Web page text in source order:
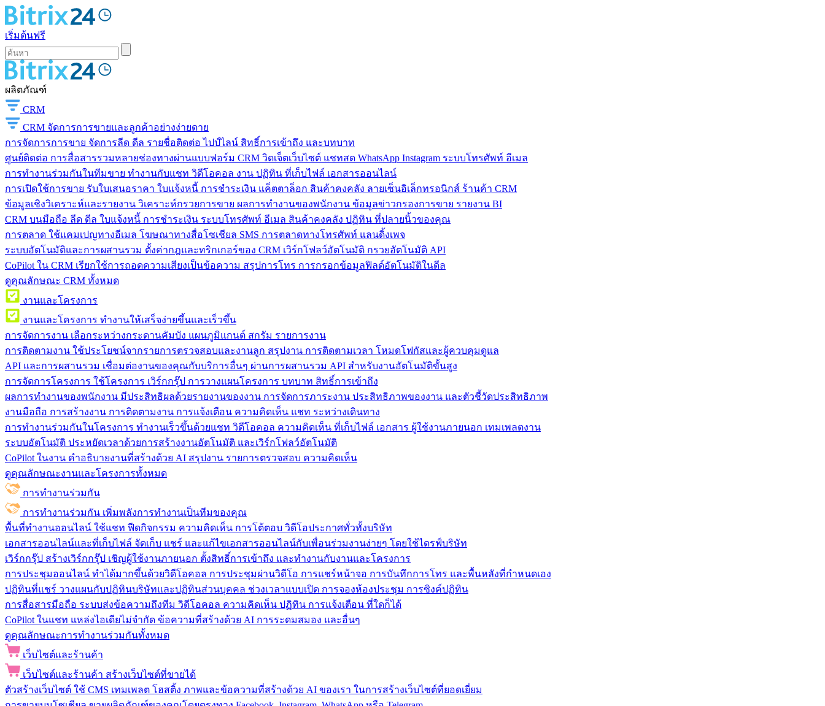
เริ่มต้นฟรี
ผลิตภัณฑ์
CRM
CRM จัดการการขายและลูกค้าอย่างง่ายดาย
การจัดการการขาย จัดการลีด ดีล รายชื่อติดต่อ ไปป์ไลน์ สิทธิ์การเข้าถึง และบทบาท
ศูนย์ติดต่อ การสื่อสารรวมหลายช่องทางผ่านแบบฟอร์ม CRM วิดเจ็ตเว็บไซต์ แชทสด WhatsApp Instagram ระบบโทรศัพท์ อีเมล
การทำงานร่วมกันในทีมขาย ทำงานกับแชท วิดีโอคอล งาน ปฏิทิน ที่เก็บไฟล์ เอกสารออนไลน์
การเปิดใช้การขาย รับใบเสนอราคา ใบแจ้งหนี้ การชำระเงิน แค็ตตาล็อก สินค้าคงคลัง ลายเซ็นอิเล็กทรอนิกส์ ร้านค้า CRM
ข้อมูลเชิงวิเคราะห์และรายงาน วิเคราะห์กรวยการขาย ผลการทำงานของพนักงาน ข้อมูลข่าวกรองการขาย รายงาน BI
CRM บนมือถือ ลีด ดีล ใบแจ้งหนี้ การชำระเงิน ระบบโทรศัพท์ อีเมล สินค้าคงคลัง ปฏิทิน ที่ปลายนิ้วของคุณ
การตลาด ใช้แคมเปญทางอีเมล โฆษณาทางสื่อโซเชียล SMS การตลาดทางโทรศัพท์ แลนดิ้งเพจ
ระบบอัตโนมัติและการผสานรวม ตั้งค่ากฎและทริกเกอร์ของ CRM เวิร์กโฟลว์อัตโนมัติ กรวยอัตโนมัติ API
CoPilot ใน CRM เรียกใช้การถอดความเสียงเป็นข้อความ สรุปการโทร การกรอกข้อมูลฟิลด์อัตโนมัติในดีล
ดูคุณลักษณะ CRM ทั้งหมด
งานและโครงการ
งานและโครงการ ทำงานให้เสร็จง่ายขึ้นและเร็วขึ้น
การจัดการงาน เลือกระหว่างกระดานคัมบัง แผนภูมิแกนต์ สกรัม รายการงาน
การติดตามงาน ใช้ประโยชน์จากรายการตรวจสอบและงานลูก สรุปงาน การติดตามเวลา โหมดโฟกัสและผู้ควบคุมดูแล
API และการผสานรวม เชื่อมต่องานของคุณกับบริการอื่นๆ ผ่านการผสานรวม API สำหรับงานอัตโนมัติขั้นสูง
การจัดการโครงการ ใช้โครงการ เวิร์กกรุ๊ป การวางแผนโครงการ บทบาท สิทธิ์การเข้าถึง
ผลการทำงานของพนักงาน มีประสิทธิผลด้วยรายงานของงาน การจัดการภาระงาน ประสิทธิภาพของงาน และตัวชี้วัดประสิทธิภาพ
งานมือถือ การสร้างงาน การติดตามงาน การแจ้งเตือน ความคิดเห็น แชท ระหว่างเดินทาง
การทำงานร่วมกันในโครงการ ทํางานเร็วขึ้นด้วยแชท วิดีโอคอล ความคิดเห็น ที่เก็บไฟล์ เอกสาร ผู้ใช้งานภายนอก เทมเพลตงาน
ระบบอัตโนมัติ ประหยัดเวลาด้วยการสร้างงานอัตโนมัติ และเวิร์กโฟลว์อัตโนมัติ
CoPilot ในงาน คำอธิบายงานที่สร้างด้วย AI สรุปงาน รายการตรวจสอบ ความคิดเห็น
ดูคุณลักษณะงานและโครงการทั้งหมด
การทำงานร่วมกัน
การทำงานร่วมกัน เพิ่มพลังการทำงานเป็นทีมของคุณ
พื้นที่ทำงานออนไลน์ ใช้แชท ฟีดกิจกรรม ความคิดเห็น การโต้ตอบ วิดีโอประกาศทั่วทั้งบริษัท
เอกสารออนไลน์และที่เก็บไฟล์ จัดเก็บ แชร์ และแก้ไขเอกสารออนไลน์กับเพื่อนร่วมงานง่ายๆ โดยใช้ไดรฟ์บริษัท
เวิร์กกรุ๊ป สร้างเวิร์กกรุ๊ป เชิญผู้ใช้งานภายนอก ตั้งสิทธิ์การเข้าถึง และทำงานกับงานและโครงการ
การประชุมออนไลน์ ทำได้มากขึ้นด้วยวิดีโอคอล การประชุมผ่านวิดีโอ การแชร์หน้าจอ การบันทึกการโทร และพื้นหลังที่กำหนดเอง
ปฏิทินที่แชร์ วางแผนกับปฏิทินบริษัทและปฏิทินส่วนบุคคล ช่วงเวลาแบบเปิด การจองห้องประชุม การซิงค์ปฏิทิน
การสื่อสารมือถือ ระบบส่งข้อความถึงทีม วิดีโอคอล ความคิดเห็น ปฏิทิน การแจ้งเตือน ที่ใดก็ได้
CoPilot ในแชท แหล่งไอเดียไม่จำกัด ข้อความที่สร้างด้วย AI การระดมสมอง และอื่นๆ
ดูคุณลักษณะการทำงานร่วมกันทั้งหมด
เว็บไซต์และร้านค้า
เว็บไซต์และร้านค้า สร้างเว็บไซต์ที่ขายได้
ตัวสร้างเว็บไซต์ ใช้ CMS เทมเพลต โฮสติ้ง ภาพและข้อความที่สร้างด้วย AI ของเรา ในการสร้างเว็บไซต์ที่ยอดเยี่ยม